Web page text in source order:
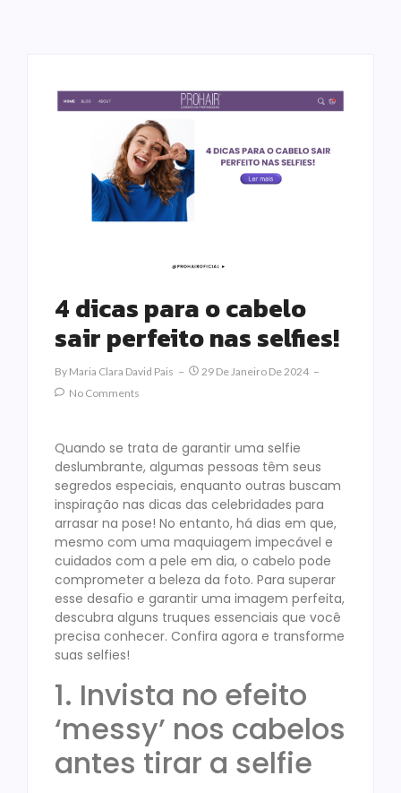
4 dicas para o cabelo
sair perfeito nas selfies!
By Maria Clara David Pais
29 De Janeiro De 2024
No Comments
Quando se trata de garantir uma selfie
deslumbrante, algumas pessoas têm seus
segredos especiais, enquanto outras buscam
inspiração nas dicas das celebridades para
arrasar na pose! No entanto, há dias em que,
mesmo com uma maquiagem impecável e
cuidados com a pele em dia, o cabelo pode
comprometer a beleza da foto. Para superar
esse desafio e garantir uma imagem perfeita,
descubra alguns truques essenciais que você
precisa conhecer. Confira agora e transforme
suas selfies!
1. Invista no efeito
‘messy’ nos cabelos
antes tirar a selfie